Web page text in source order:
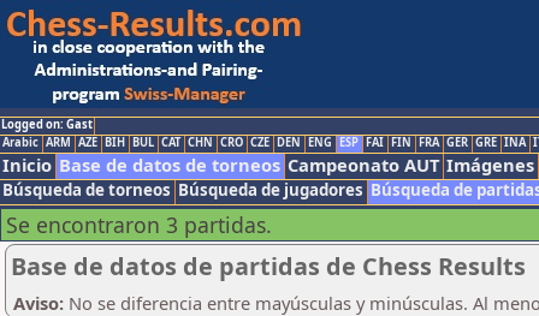
Logged on: Gast
Arabic ARM AZE BIH BUL CAT CHN CRO CZE DEN ENG ESP FAI FIN FRA GER GRE INA
Inicio Base de datos de torneos Campeonato AUT Imágenes
Búsqueda de torneos Búsqueda de jugadores Búsqueda de
Se encontraron 3 partidas.
Base de datos de partidas de Chess Results
Aviso: No se diferencia entre mayúsculas y minúsculas. Al